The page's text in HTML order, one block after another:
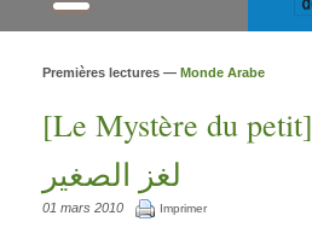
Premières lectures — Monde Arabe
[Le Mystère du petit]
لغز الصغير
01 mars 2010 Imprimer